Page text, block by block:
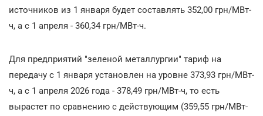
источников из 1 января будет составлять 352,00 грн/МВт-
ч, а с 1 апреля - 360,34 грн/МВт-ч.
Для предприятий "зеленой металлургии" тариф на
передачу с 1 января установлен на уровне 373,93 грн/МВт-
ч, а с 1 апреля 2026 года - 378,49 грн/МВт-ч, то есть
вырастет по сравнению с действующим (359,55 грн/МВт-